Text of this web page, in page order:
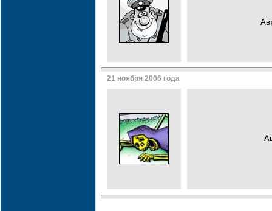
21 ноября 2006 года